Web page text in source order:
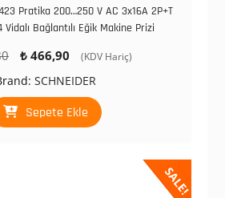
Pratika 200…250 V AC 3x16A 2P+T
Bağlantılı Eğik Makine Prizi
Orijinal
₺ 933,80.
₺466,90
Şu
fiyat:
₺ 466,90.
(KDV Hariç)
SCHNEIDER
Sepete Ekle
SALE!